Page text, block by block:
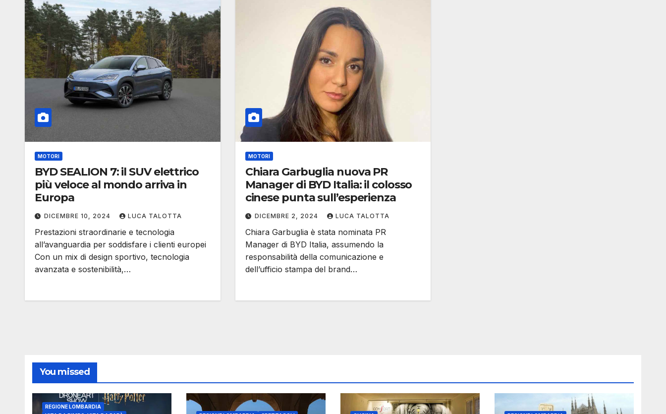
MOTORI
BYD SEALION 7: il SUV elettrico
più veloce al mondo arriva in
Europa
DICEMBRE 10, 2024 LUCA TALOTTA
Prestazioni straordinarie e tecnologia
all’avanguardia per soddisfare i clienti europei
Con un mix di design sportivo, tecnologia
avanzata e sostenibilità,…
MOTORI
Chiara Garbuglia nuova PR
Manager di BYD Italia: il colosso
cinese punta sull’esperienza
DICEMBRE 2, 2024 LUCA TALOTTA
Chiara Garbuglia è stata nominata PR
Manager di BYD Italia, assumendo la
responsabilità della comunicazione e
dell’ufficio stampa del brand…
You missed
REGIONE LOMBARDIA